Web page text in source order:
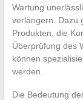
Wartung
verlängern. Dazu
Produkten, die
Überprüfung des
können
werden.
Die Bedeutung